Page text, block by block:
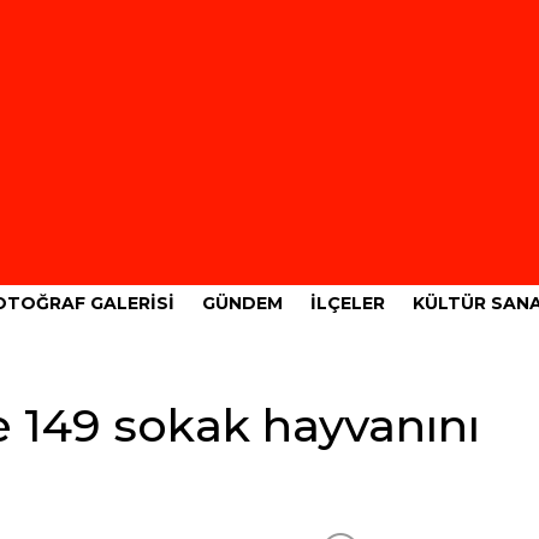
GALERISI GÜNDEM İLÇELER KÜLTÜR
sokak hayvanını